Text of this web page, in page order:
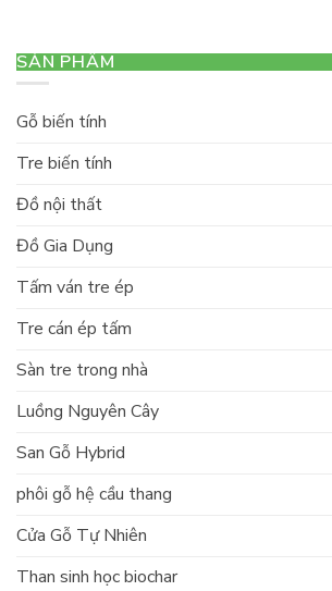
SẢN PHẨM
Gỗ biến tính
Tre biến tính
Đồ nội thất
Đồ Gia Dụng
Tấm ván tre ép
Tre cán ép tấm
Sàn tre trong nhà
Luồng Nguyên Cây
San Gỗ Hybrid
phôi gỗ hệ cầu thang
Cửa Gỗ Tự Nhiên
Than sinh học biochar